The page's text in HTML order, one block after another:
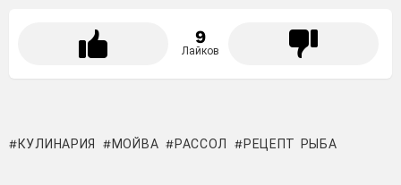
9
Лайков
КУЛИНАРИЯ МОЙВА РАССОЛ РЕЦЕПТ РЫБА